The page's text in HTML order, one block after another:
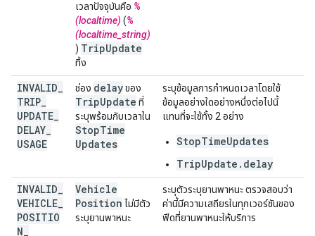
เวลาปัจจุบันคือ %
(localtime) (%
(localtime_string)
) TripUpdate
ทิ้ง
INVALID
TRIP
UPDATE
DELAY
USAGE
ช่อง delayของ
TripUpdate ที่
ระบุพร้อมกับเวลาใน
StopTime
Updates
ระบุข้อมูลการกําหนดเวลาโดยใช้
ข้อมูลอย่างใดอย่างหนึ่งต่อไปนี้
แทนที่จะใช้ทั้ง 2 อย่าง
StopTimeUpdates
TripUpdate.delay
INVALID
VEHICLE
POSITIO
N
Vehicle
Position ไม่มีตัว
ระบุยานพาหนะ
ระบุตัวระบุยานพาหนะ ตรวจสอบว่า
ค่านี้มีความเสถียรในทุกเวอร์ชันของ
ฟีดที่ยานพาหนะให้บริการ